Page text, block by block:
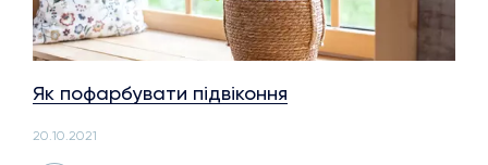
Як пофарбувати підвіконня
20.10.2021